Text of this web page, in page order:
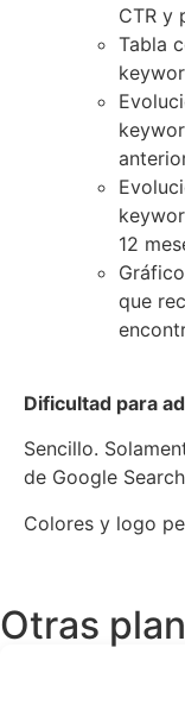
CTR y
Tabla
12
que
Dificultad para
Sencillo.
de Google
Colores y logo
Otras